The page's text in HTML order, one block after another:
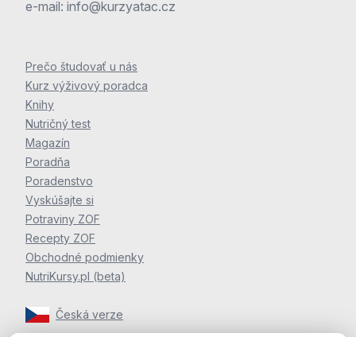
e-mail: info@kurzyatac.cz
Prečo študovať u nás
Kurz výživový poradca
Knihy
Nutričný test
Magazín
Poradňa
Poradenstvo
Vyskúšajte si
Potraviny ZOF
Recepty ZOF
Obchodné podmienky
NutriKursy.pl (beta)
Česká verze